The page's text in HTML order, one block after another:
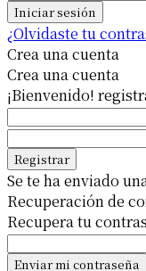
¿Olvidaste tu
Crea una cuenta
Crea una cuenta
¡Bienvenido!
Se te ha enviado
Recuperación de
Recupera tu